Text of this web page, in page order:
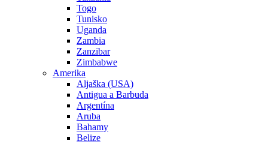
Togo
Tunisko
Uganda
Zambia
Zanzibar
Zimbabwe
Amerika
Aljaška (USA)
Antigua a Barbuda
Argentína
Aruba
Bahamy
Belize